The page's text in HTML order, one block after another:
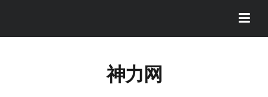
神力网